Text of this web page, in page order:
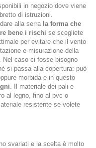
in negozio dove viene
di istruzioni.
alla serra la forma che
bene i rischi se scegliete
per evitare che il vento
e misurazione della
. Nel caso ci fosse bisogno
si passa alla copertura: può
morbida e in questo
. Il materiale dei pali e
al legno, fino al pvc o
resistente se volete
svariati e la scelta è molto